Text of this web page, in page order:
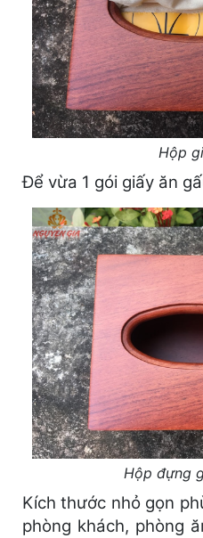
Hộp
Để vừa 1 gói giấy ăn
Hộp đựng
Kích thước nhỏ gọn
phòng khách, phòng